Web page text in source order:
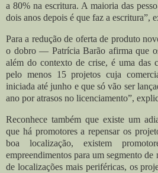
a 80% na escritura. A maioria das
dois anos depois é que faz a escritura”,
Para a redução de oferta de produto
o dobro — Patrícia Barão afirma que
além do contexto de crise, é uma das
pelo menos 15 projetos cuja
iniciada até junho e que só vão ser
ano por atrasos no licenciamento”,
Reconhece também que existe um
que há promotores a repensar os
boa localização, existem
empreendimentos para um segmento
de localizações mais periféricas, os